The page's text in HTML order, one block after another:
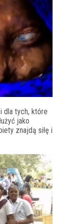
dla tych, które
jako
znajdą siłę i